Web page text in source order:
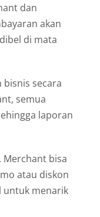
dan
akan
di mata
bisnis secara
semua
laporan
Merchant bisa
atau diskon
untuk menarik